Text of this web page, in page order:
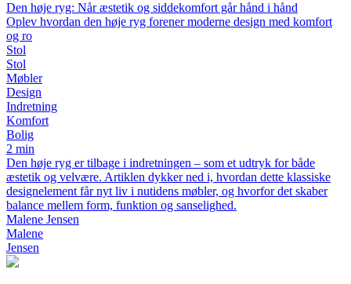
Den høje ryg: Når æstetik og siddekomfort går hånd i hånd
Oplev hvordan den høje ryg forener moderne design med komfort
og ro
Stol
Stol
Møbler
Design
Indretning
Komfort
Bolig
2 min
Den høje ryg er tilbage i indretningen – som et udtryk for både
æstetik og velvære. Artiklen dykker ned i, hvordan dette klassiske
designelement får nyt liv i nutidens møbler, og hvorfor det skaber
balance mellem form, funktion og sanselighed.
Malene Jensen
Malene
Jensen